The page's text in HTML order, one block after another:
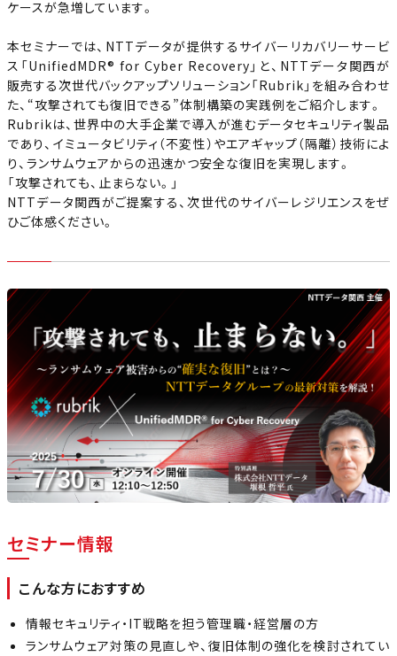
ケースが急増しています。
本セミナーでは、NTTデータが提供するサイバーリカバリーサービ
ス「UnifiedMDR® for Cyber Recovery」と、NTTデータ関西が
販売する次世代バックアップソリューション「Rubrik」を組み合わせ
た、“攻撃されても復旧できる”体制構築の実践例をご紹介します。
Rubrikは、世界中の大手企業で導入が進むデータセキュリティ製品
であり、イミュータビリティ（不変性）やエアギャップ（隔離）技術によ
り、ランサムウェアからの迅速かつ安全な復旧を実現します。
「攻撃されても、止まらない。」
NTTデータ関西がご提案する、次世代のサイバーレジリエンスをぜ
ひご体感ください。
セミナー情報
こんな方におすすめ
情報セキュリティ・IT戦略を担う管理職・経営層の方
ランサムウェア対策の見直しや、復旧体制の強化を検討されてい